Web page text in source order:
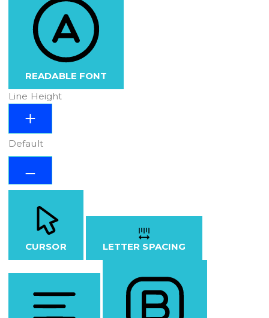
READABLE FONT
Line Height
Default
CURSOR LETTER SPACING